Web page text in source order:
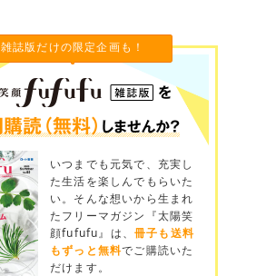
雑誌版だけの限定企画も！
いつまでも元気で、充実し
た生活を楽しんでもらいた
い。そんな想いから生まれ
たフリーマガジン『太陽笑
顔fufufu』は、 冊子も送料
もずっと無料でご購読いた
だけます。